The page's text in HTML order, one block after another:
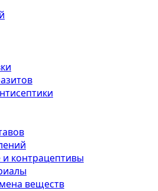
контрацептивы
веществ